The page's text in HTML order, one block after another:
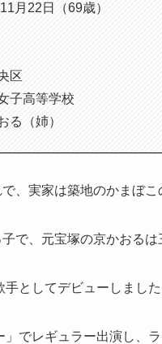
月22日（69歳）
区
子高等学校
る（姉）
、実家は築地のかまぼこ
で、元宝塚の京かおるは
としてデビューしました
でレギュラー出演し、